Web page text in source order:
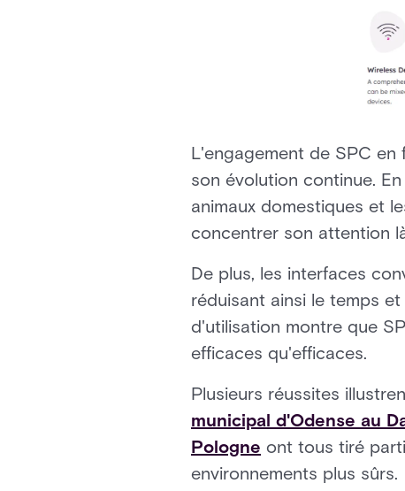
L'engagement de SPC
son évolution continue.
animaux domestiques et
concentrer son attention
De plus, les interfaces
réduisant ainsi le temps
d'utilisation montre que
efficaces qu'efficaces.
Plusieurs réussites
municipal d'Odense au
Pologne ont tous tiré
environnements plus sûrs.